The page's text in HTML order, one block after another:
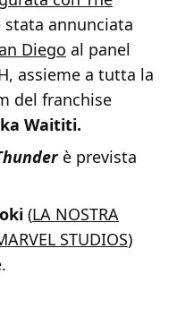
stata annunciata
Diego al panel
assieme a tutta la
del franchise
Waititi.
è prevista
(LA NOSTRA
STUDIOS)